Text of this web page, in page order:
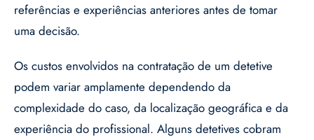
referências e experiências anteriores antes de tomar
uma decisão.
Os custos envolvidos na contratação de um detetive
podem variar amplamente dependendo da
complexidade do caso, da localização geográfica e da
experiência do profissional. Alguns detetives cobram